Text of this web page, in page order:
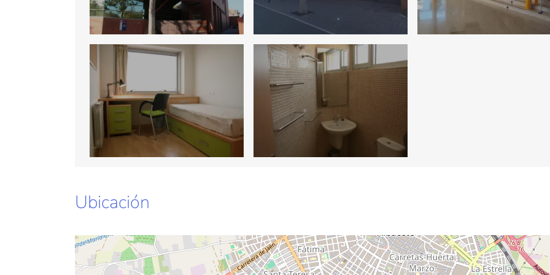
Ubicación